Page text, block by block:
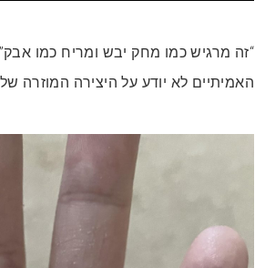
“זה מרגיש כמו מחק יבש ומריח כמו
האמיתיים לא יודע על היצירה המוזרה